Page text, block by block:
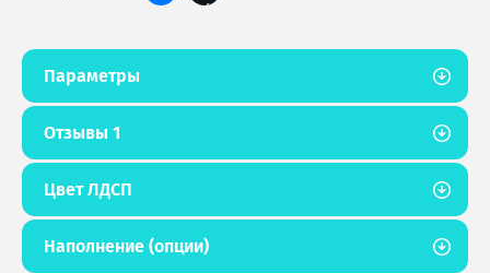
Параметры
Отзывы 1
Цвет ЛДСП
Наполнение (опции)